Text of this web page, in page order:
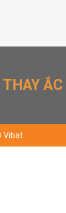
ẮC
Vibat